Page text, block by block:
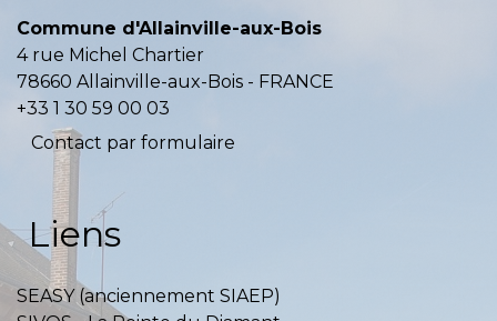
Commune d'Allainville-aux-Bois
4 rue Michel Chartier
78660 Allainville-aux-Bois - FRANCE
+33 1 30 59 00 03
Contact par formulaire
Liens
SEASY (anciennement SIAEP)